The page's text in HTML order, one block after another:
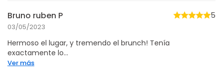
Bruno ruben P
03/05/2023
5
Hermoso el lugar, y tremendo el brunch! Tenía
exactamente lo...
Ver más